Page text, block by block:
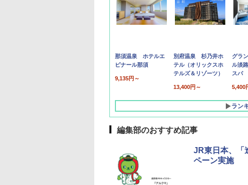
那須温泉 ホテルエ
ピナール那須
9,135円～
別府温泉 杉乃井ホ
テル（オリックスホ
テルズ＆リゾーツ）
13,400円～
グラ
ル淡
スパ
5,400
ラン
編集部のおすすめ記事
JR東日本、「
ペーン実施